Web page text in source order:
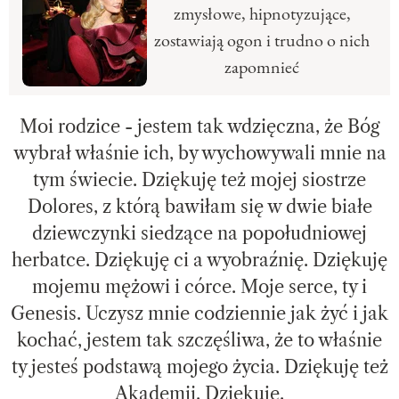
zmysłowe, hipnotyzujące,
zostawiają ogon i trudno o nich
zapomnieć
Moi rodzice - jestem tak wdzięczna, że Bóg
wybrał właśnie ich, by wychowywali mnie na
tym świecie. Dziękuję też mojej siostrze
Dolores, z którą bawiłam się w dwie białe
dziewczynki siedzące na popołudniowej
herbatce. Dziękuję ci a wyobraźnię. Dziękuję
mojemu mężowi i córce. Moje serce, ty i
Genesis. Uczysz mnie codziennie jak żyć i jak
kochać, jestem tak szczęśliwa, że to właśnie
ty jesteś podstawą mojego życia. Dziękuję też
Akademii. Dziękuję.